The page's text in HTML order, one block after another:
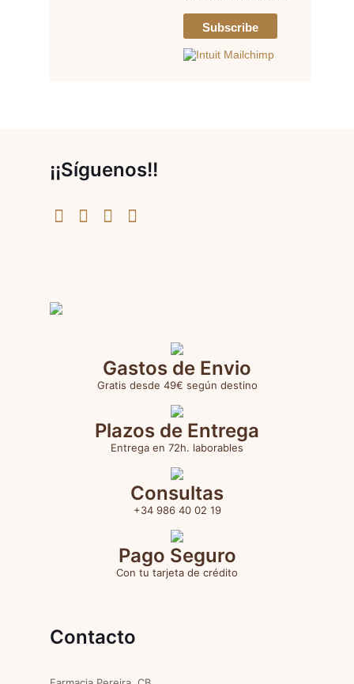
¡¡Síguenos!!
Gastos de Envio
Gratis desde 49€ según destino
Plazos de Entrega
Entrega en 72h. laborables
Consultas
+34 986 40 02 19
Pago Seguro
Con tu tarjeta de crédito
Contacto